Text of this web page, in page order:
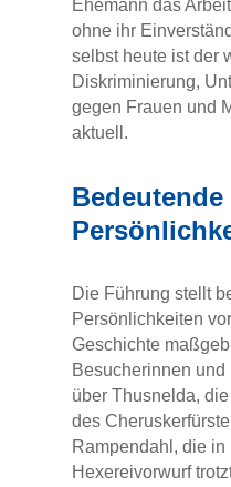
Ehemann das
ohne ihr
selbst heute ist der
Diskriminierung,
gegen Frauen und
aktuell.
Bedeutende
Die Führung stellt
Persönlichkeiten
Geschichte
Besucherinnen
über Thusnelda,
des
Rampendahl, die
Hexereivorwurf